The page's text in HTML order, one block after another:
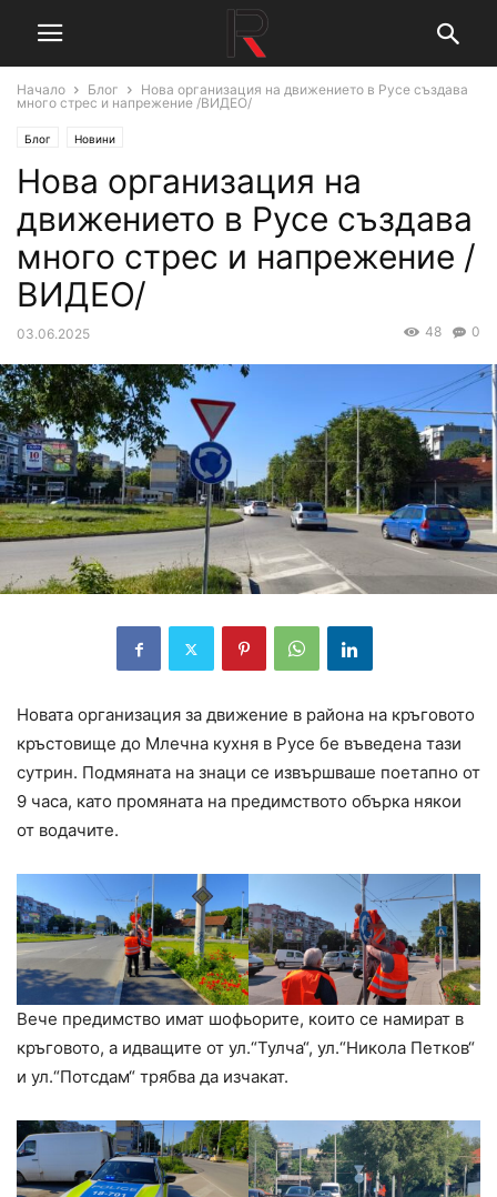
Начало Блог
Нова организация на движението в Русе създава
много стрес и напрежение /ВИДЕО/
Блог Новини
Нова организация на
движението в Русе създава
много стрес и напрежение /
ВИДЕО/
03.06.2025 0
48
Новата организация за движение в района на кръговото
кръстовище до Млечна кухня в Русе бе въведена тази
сутрин. Подмяната на знаци се извършваше поетапно от
9 часа, като промяната на предимството обърка някои
от водачите.
Вече предимство имат шофьорите, които се намират в
кръговото, а идващите от ул.“Тулча“, ул.“Никола Петков“
и ул.“Потсдам“ трябва да изчакат.